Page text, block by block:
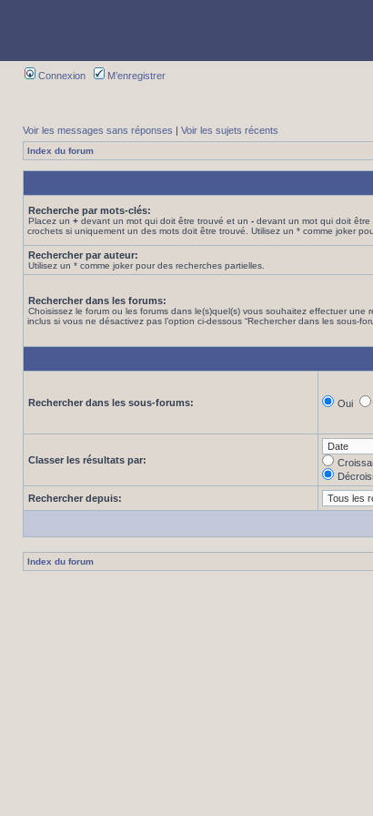
Connexion M’enregistrer
Voir les messages sans réponses | Voir les sujets récents
Index du forum
Recherche par mots-clés:
Placez un + devant un mot qui doit être trouvé et un - devant un mot qui doit
crochets si uniquement un des mots doit être trouvé. Utilisez un * comme joker
Rechercher par auteur:
Utilisez un * comme joker pour des recherches partielles.
Rechercher dans les forums:
Choisissez le forum ou les forums dans le(s)quel(s) vous souhaitez effectuer une
inclus si vous ne désactivez pas l’option ci-dessous “Rechercher dans les sous-
Rechercher dans les sous-forums: Oui
Classer les résultats par:
Rechercher depuis:
Index du forum